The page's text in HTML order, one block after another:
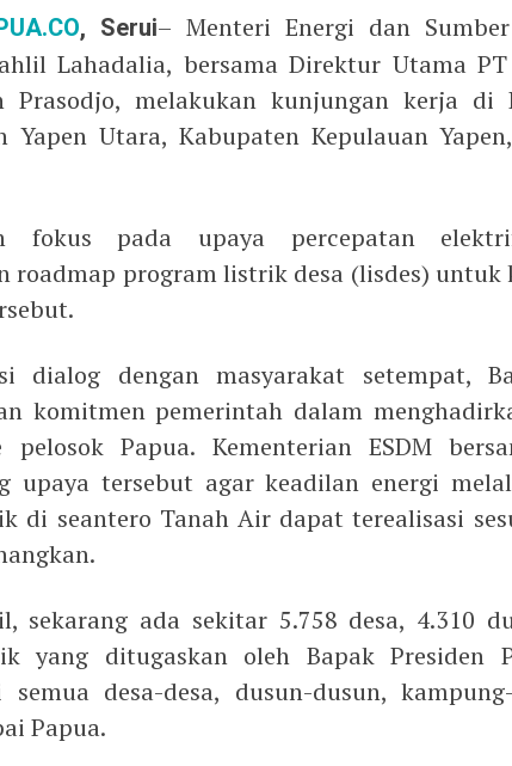
, Serui– Menteri Energi dan
Lahadalia, bersama Direktur Utama PT
Prasodjo, melakukan kunjungan kerja di
Yapen Utara, Kabupaten Kepulauan
fokus pada upaya percepatan
roadmap program listrik desa (lisdes) untuk
dialog dengan masyarakat setempat,
komitmen pemerintah dalam
pelosok Papua. Kementerian ESDM
upaya tersebut agar keadilan energi
di seantero Tanah Air dapat terealisasi
sekarang ada sekitar 5.758 desa, 4.310
yang ditugaskan oleh Bapak Presiden
semua desa-desa, dusun-dusun,
Papua.